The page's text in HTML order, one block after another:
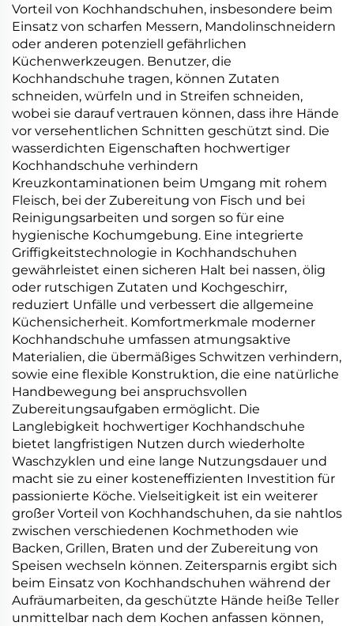
Vorteil von Kochhandschuhen, insbesondere beim
Einsatz von scharfen Messern, Mandolinschneidern
oder anderen potenziell gefährlichen
Küchenwerkzeugen. Benutzer, die
Kochhandschuhe tragen, können Zutaten
schneiden, würfeln und in Streifen schneiden,
wobei sie darauf vertrauen können, dass ihre Hände
vor versehentlichen Schnitten geschützt sind. Die
wasserdichten Eigenschaften hochwertiger
Kochhandschuhe verhindern
Kreuzkontaminationen beim Umgang mit rohem
Fleisch, bei der Zubereitung von Fisch und bei
Reinigungsarbeiten und sorgen so für eine
hygienische Kochumgebung. Eine integrierte
Griffigkeitstechnologie in Kochhandschuhen
gewährleistet einen sicheren Halt bei nassen, ölig
oder rutschigen Zutaten und Kochgeschirr,
reduziert Unfälle und verbessert die allgemeine
Küchensicherheit. Komfortmerkmale moderner
Kochhandschuhe umfassen atmungsaktive
Materialien, die übermäßiges Schwitzen verhindern,
sowie eine flexible Konstruktion, die eine natürliche
Handbewegung bei anspruchsvollen
Zubereitungsaufgaben ermöglicht. Die
Langlebigkeit hochwertiger Kochhandschuhe
bietet langfristigen Nutzen durch wiederholte
Waschzyklen und eine lange Nutzungsdauer und
macht sie zu einer kosteneffizienten Investition für
passionierte Köche. Vielseitigkeit ist ein weiterer
großer Vorteil von Kochhandschuhen, da sie nahtlos
zwischen verschiedenen Kochmethoden wie
Backen, Grillen, Braten und der Zubereitung von
Speisen wechseln können. Zeitersparnis ergibt sich
beim Einsatz von Kochhandschuhen während der
Aufräumarbeiten, da geschützte Hände heiße Teller
unmittelbar nach dem Kochen anfassen können,